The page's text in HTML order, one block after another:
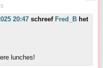
20:47 schreef Fred_B het
lunches!